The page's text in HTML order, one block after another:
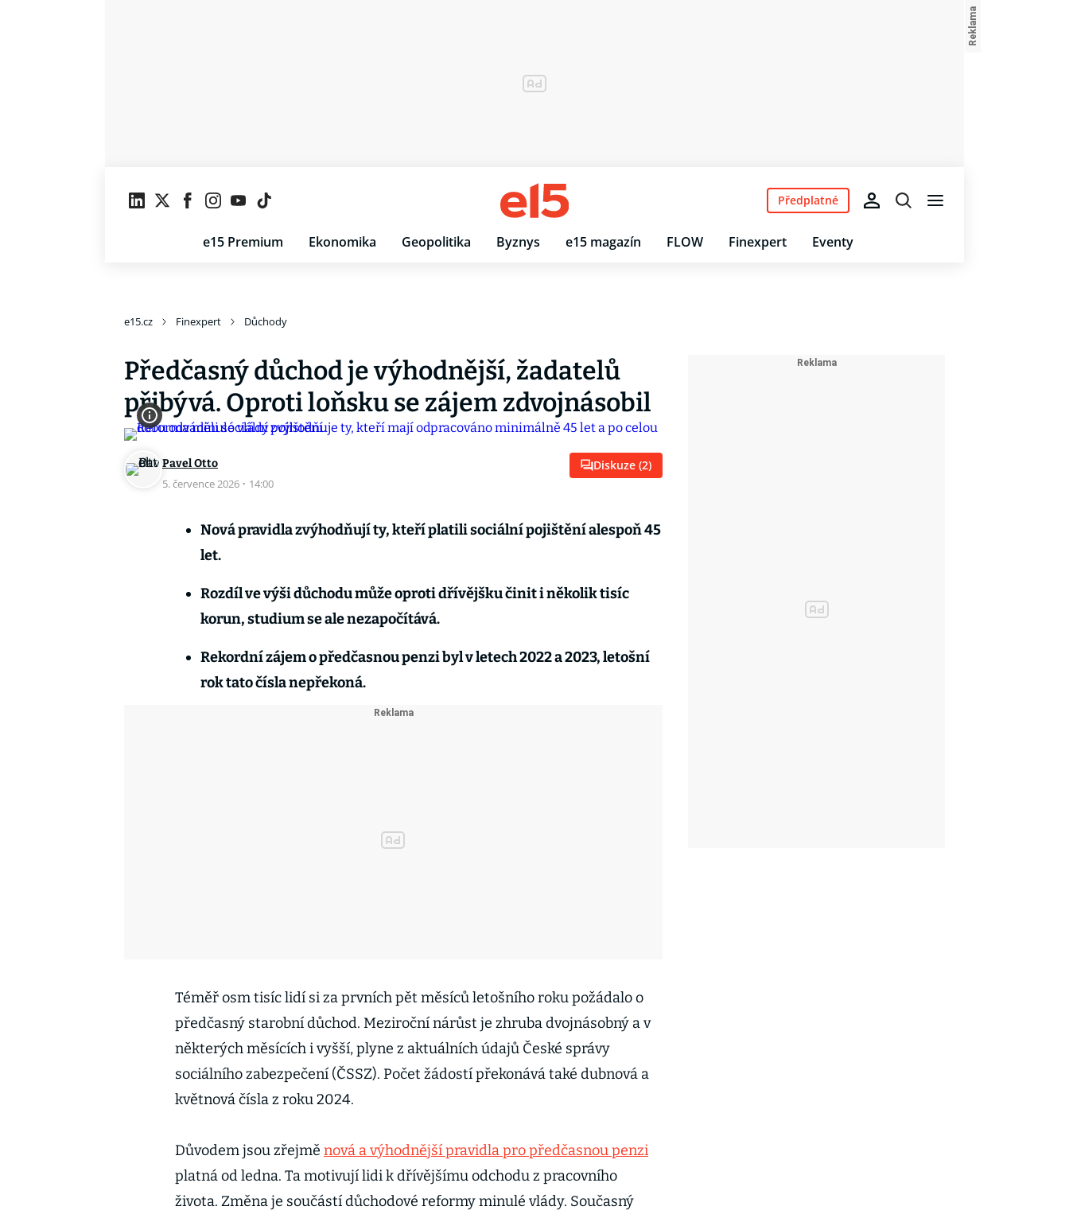
e15 Premium Ekonomika Geopolitika Byznys e15 magazín FLOW Finexpert Eventy
Předplatné
e15.cz Finexpert Důchody
Předčasný důchod je výhodnější, žadatelů
přibývá. Oproti loňsku se zájem zdvojnásobil
Pavel Otto
5. července 2026 · 14:00
Diskuze (2)
Nová pravidla zvýhodňují ty, kteří platili sociální pojištění alespoň 45
let.
Rozdíl ve výši důchodu může oproti dřívějšku činit i několik tisíc
korun, studium se ale nezapočítává.
Rekordní zájem o předčasnou penzi byl v letech 2022 a 2023, letošní
rok tato čísla nepřekoná.
Téměř osm tisíc lidí si za prvních pět měsíců letošního roku požádalo o
předčasný starobní důchod. Meziroční nárůst je zhruba dvojnásobný a v
některých měsících i vyšší, plyne z aktuálních údajů České správy
sociálního zabezpečení (ČSSZ). Počet žádostí překonává také dubnová a
květnová čísla z roku 2024.
Důvodem jsou zřejmě nová a výhodnější pravidla pro předčasnou penzi
platná od ledna. Ta motivují lidi k dřívějšímu odchodu z pracovního
života. Změna je součástí důchodové reformy minulé vlády. Současný